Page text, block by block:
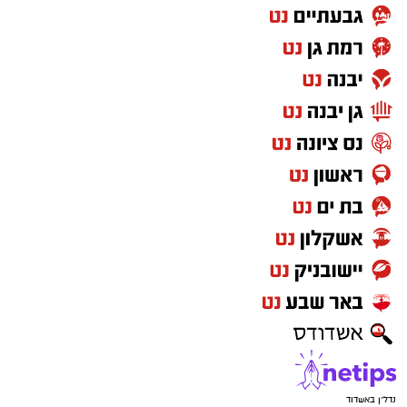
עולם אחר. השקט, המרחבים הפתוחים ושמי
הכוכבים יוצרים חוויה שקשה למצוא במקומות
אחרים. כדי ליהנות ממופע הכוכבים המרהיב לא
צריך ציוד מיוחד או טלסקופים. כל מה שנדרש הוא
להגיע למקום חשוך ושקט, להרים את המבט אל
השמיים ולתת לעיניים להתרגל לחושך. מטר
הפרסאידים הוא הזדמנות נפלאה לצאת מהשגרה,
להגיע אל הגנים הלאומיים ושמורות הטבע בשעות
הנעימות של הקיץ ולגלות את היופי שמחכה לנו
דווקא כשהשמש שוקעת. אנחנו מזמינים את
הציבור להנות משקיעה מדברית קסומה, מהשקט
שמביא איתו הלילה וממופע הכוכבים הגדול, אך גם
לזכור לשמור על הטבע שסביבנו: לנסוע רק
בשבילים מסומנים, להימנע מפגיעה בצומח וחי
מקומי, להימנע מכניסה לשטחי אש , לשמור על
הניקיון ולקחת את האשפה אתכם"
נדל"ן באשדוד